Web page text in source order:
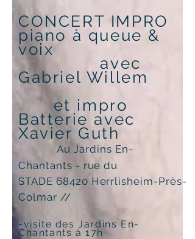
CONCERT IMPRO
piano à queue &
voix
avec
Gabriel Willem
et impro
Batterie avec
Xavier Guth
Au Jardins En-
Chantants - rue du
STADE 68420 Herrlisheim-Près-
Colmar //
-visite des Jardins En-
Chantants à 17h